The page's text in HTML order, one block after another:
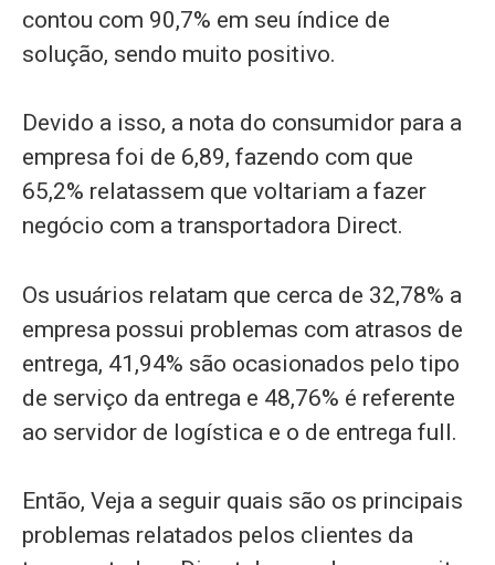
contou com 90,7% em seu índice de
solução, sendo muito positivo.
Devido a isso, a nota do consumidor para a
empresa foi de 6,89, fazendo com que
65,2% relatassem que voltariam a fazer
negócio com a transportadora Direct.
Os usuários relatam que cerca de 32,78% a
empresa possui problemas com atrasos de
entrega, 41,94% são ocasionados pelo tipo
de serviço da entrega e 48,76% é referente
ao servidor de logística e o de entrega full.
Então, Veja a seguir quais são os principais
problemas relatados pelos clientes da